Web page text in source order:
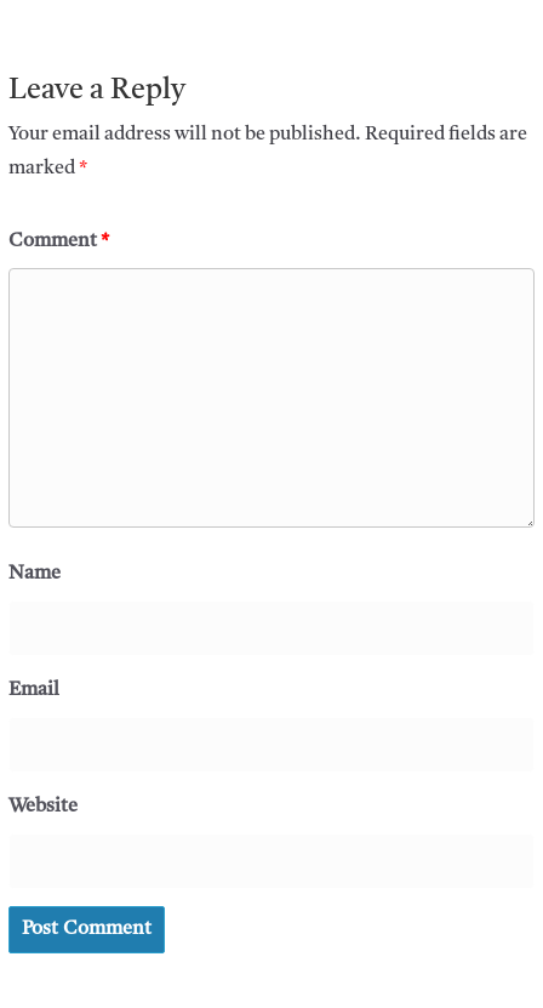
Leave a Reply
Your email address will not be published. Required fields are
marked*
Comment*
Name
Email
Website